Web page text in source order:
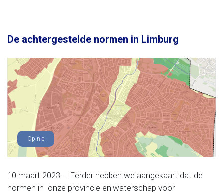
De achtergestelde normen in Limburg
Opinie
10 maart 2023 – Eerder hebben we aangekaart dat de
normen in onze provincie en waterschap voor